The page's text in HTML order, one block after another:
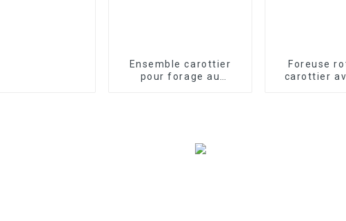
Ensemble carottier
pour forage au
Foreuse
carottier